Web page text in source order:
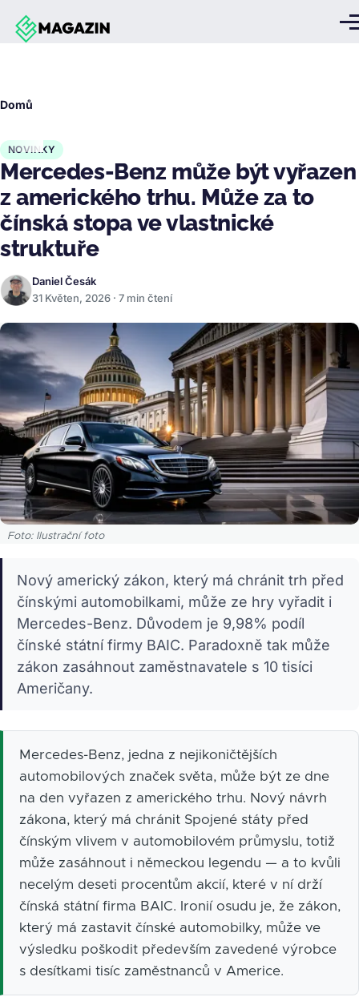
Přejít k hlavnímu obsahu
Domů
NOVINKY
Mercedes-Benz může být vyřazen
z amerického trhu. Může za to
čínská stopa ve vlastnické
struktuře
Daniel Česák
31 Květen, 2026 · 7 min čtení
Foto: Ilustrační foto
Nový americký zákon, který má chránit trh před
čínskými automobilkami, může ze hry vyřadit i
Mercedes-Benz. Důvodem je 9,98% podíl
čínské státní firmy BAIC. Paradoxně tak může
zákon zasáhnout zaměstnavatele s 10 tisíci
Američany.
Mercedes-Benz, jedna z nejikoničtějších
automobilových značek světa, může být ze dne
na den vyřazen z amerického trhu. Nový návrh
zákona, který má chránit Spojené státy před
čínským vlivem v automobilovém průmyslu, totiž
může zasáhnout i německou legendu — a to kvůli
necelým deseti procentům akcií, které v ní drží
čínská státní firma BAIC. Ironií osudu je, že zákon,
který má zastavit čínské automobilky, může ve
výsledku poškodit především zavedené výrobce
s desítkami tisíc zaměstnanců v Americe.